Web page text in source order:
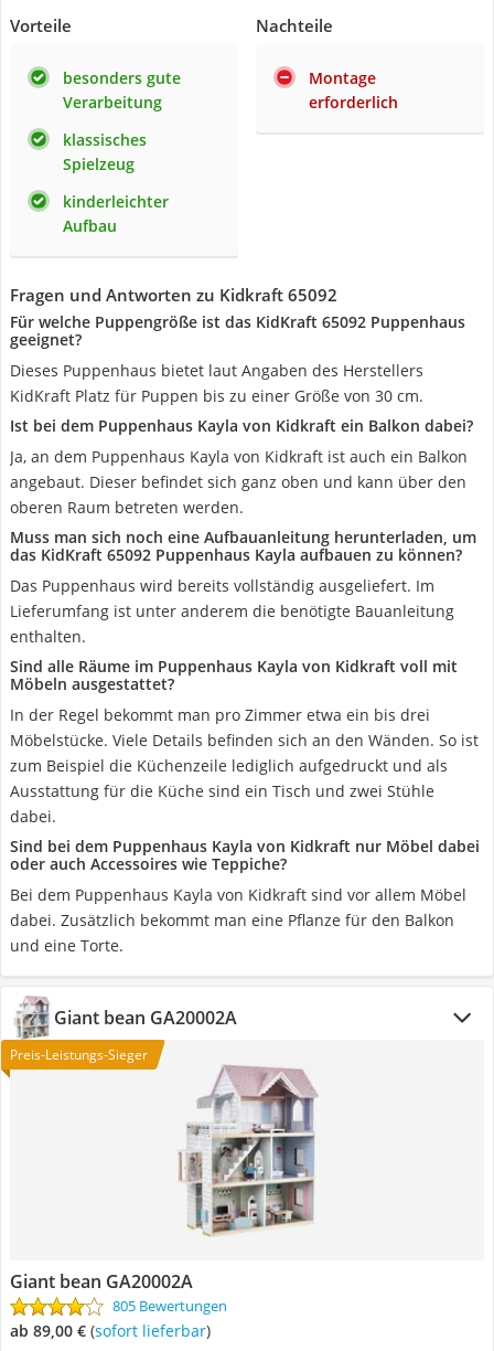
Vorteile
besonders gute
Verarbeitung
klassisches
Spielzeug
kinderleichter
Aufbau
Nachteile
Montage
erforderlich
Fragen und Antworten zu Kidkraft 65092
Für welche Puppengröße ist das KidKraft 65092 Puppenhaus
geeignet?
Dieses Puppenhaus bietet laut Angaben des Herstellers
KidKraft Platz für Puppen bis zu einer Größe von 30 cm.
Ist bei dem Puppenhaus Kayla von Kidkraft ein Balkon dabei?
Ja, an dem Puppenhaus Kayla von Kidkraft ist auch ein Balkon
angebaut. Dieser befindet sich ganz oben und kann über den
oberen Raum betreten werden.
Muss man sich noch eine Aufbauanleitung herunterladen, um
das KidKraft 65092 Puppenhaus Kayla aufbauen zu können?
Das Puppenhaus wird bereits vollständig ausgeliefert. Im
Lieferumfang ist unter anderem die benötigte Bauanleitung
enthalten.
Sind alle Räume im Puppenhaus Kayla von Kidkraft voll mit
Möbeln ausgestattet?
In der Regel bekommt man pro Zimmer etwa ein bis drei
Möbelstücke. Viele Details befinden sich an den Wänden. So ist
zum Beispiel die Küchenzeile lediglich aufgedruckt und als
Ausstattung für die Küche sind ein Tisch und zwei Stühle
dabei.
Sind bei dem Puppenhaus Kayla von Kidkraft nur Möbel dabei
oder auch Accessoires wie Teppiche?
Bei dem Puppenhaus Kayla von Kidkraft sind vor allem Möbel
dabei. Zusätzlich bekommt man eine Pflanze für den Balkon
und eine Torte.
Giant bean GA20002A
Preis-Leistungs-Sieger
Giant bean GA20002A
805 Bewertungen
ab 89,00 € ( Sofort lieferbar)